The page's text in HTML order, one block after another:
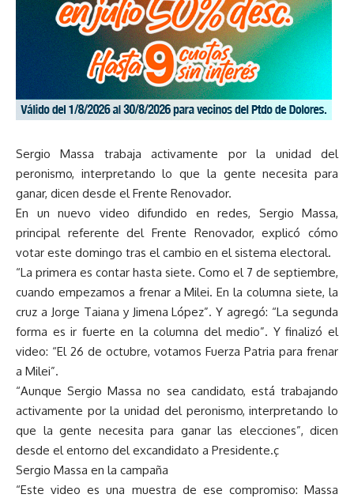
Sergio Massa trabaja activamente por la unidad del
peronismo, interpretando lo que la gente necesita para
ganar, dicen desde el Frente Renovador.
En un nuevo video difundido en redes, Sergio Massa,
principal referente del Frente Renovador, explicó cómo
votar este domingo tras el cambio en el sistema electoral.
“La primera es contar hasta siete. Como el 7 de septiembre,
cuando empezamos a frenar a Milei. En la columna siete, la
cruz a Jorge Taiana y Jimena López”. Y agregó: “La segunda
forma es ir fuerte en la columna del medio”. Y finalizó el
video: “El 26 de octubre, votamos Fuerza Patria para frenar
a Milei”.
“Aunque Sergio Massa no sea candidato, está trabajando
activamente por la unidad del peronismo, interpretando lo
que la gente necesita para ganar las elecciones”, dicen
desde el entorno del excandidato a Presidente.ç
Sergio Massa en la campaña
“Este video es una muestra de ese compromiso: Massa